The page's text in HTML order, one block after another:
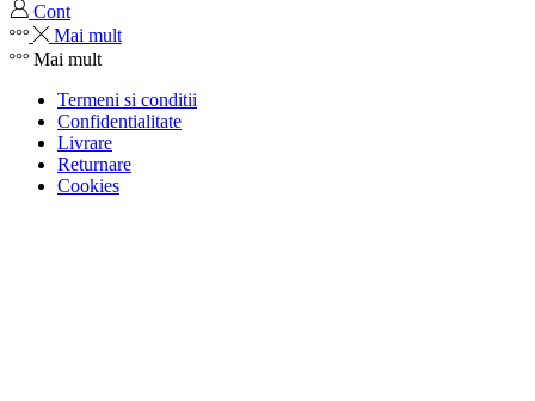
Cont
Mai mult
Mai mult
Termeni si conditii
Confidentialitate
Livrare
Returnare
Cookies